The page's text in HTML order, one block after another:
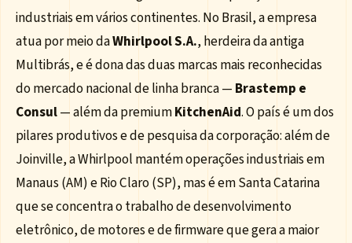
industriais em vários continentes. No Brasil, a empresa
atua por meio daWhirlpool S.A., herdeira da antiga
Multibrás, e é dona das duas marcas mais reconhecidas
do mercado nacional de linha branca — Brastemp e
Consul— além da premiumKitchenAid. O país é um dos
pilares produtivos e de pesquisa da corporação: além de
Joinville, a Whirlpool mantém operações industriais em
Manaus (AM) e Rio Claro (SP), mas é em Santa Catarina
que se concentra o trabalho de desenvolvimento
eletrônico, de motores e de firmware que gera a maior